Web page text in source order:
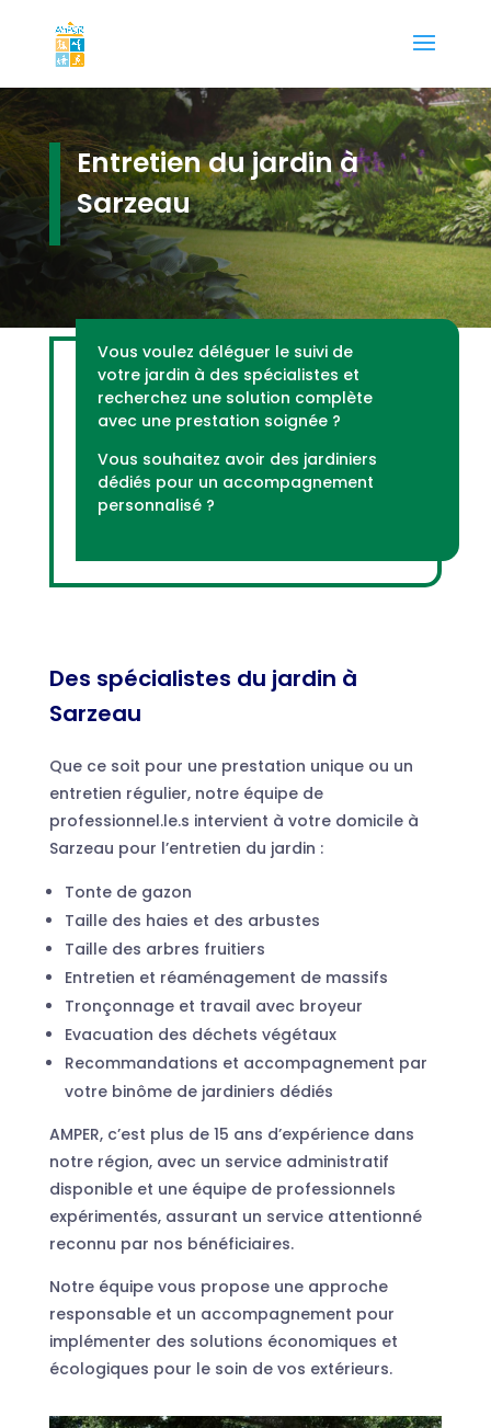
Entretien du jardin à
Sarzeau
Vous voulez déléguer le suivi de
votre jardin à des spécialistes et
recherchez une solution complète
avec une prestation soignée ?
Vous souhaitez avoir des jardiniers
dédiés pour un accompagnement
personnalisé ?
Des spécialistes du jardin à
Sarzeau
Que ce soit pour une prestation unique ou un
entretien régulier, notre équipe de
professionnel.le.s intervient à votre domicile à
Sarzeau pour l’entretien du jardin :
Tonte de gazon
Taille des haies et des arbustes
Taille des arbres fruitiers
Entretien et réaménagement de massifs
Tronçonnage et travail avec broyeur
Evacuation des déchets végétaux
Recommandations et accompagnement par
votre binôme de jardiniers dédiés
AMPER, c’est plus de 15 ans d’expérience dans
notre région, avec un service administratif
disponible et une équipe de professionnels
expérimentés, assurant un service attentionné
reconnu par nos bénéficiaires.
Notre équipe vous propose une approche
responsable et un accompagnement pour
implémenter des solutions économiques et
écologiques pour le soin de vos extérieurs.